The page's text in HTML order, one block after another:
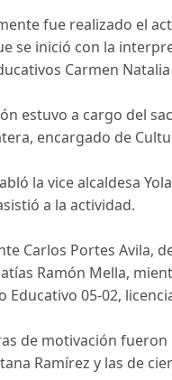
fue realizado el
se inició con la
Carmen
estuvo a cargo del
encargado de
la vice alcaldesa
a la actividad.
Carlos Portes Avila,
Ramón Mella,
Educativo 05-02,
de motivación
Ramírez y las de